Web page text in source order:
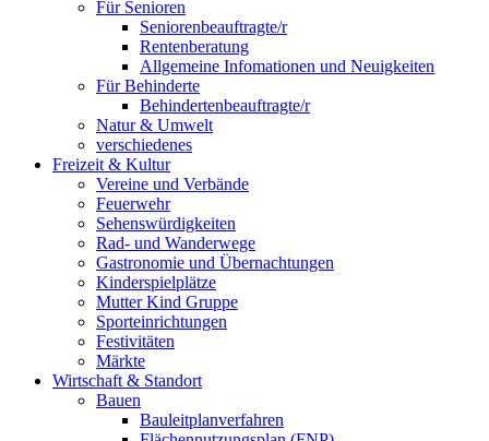
Für Senioren
Seniorenbeauftragte/r
Rentenberatung
Allgemeine Infomationen und Neuigkeiten
Für Behinderte
Behindertenbeauftragte/r
Natur & Umwelt
verschiedenes
Freizeit & Kultur
Vereine und Verbände
Feuerwehr
Sehenswürdigkeiten
Rad- und Wanderwege
Gastronomie und Übernachtungen
Kinderspielplätze
Mutter Kind Gruppe
Sporteinrichtungen
Festivitäten
Märkte
Wirtschaft & Standort
Bauen
Bauleitplanverfahren